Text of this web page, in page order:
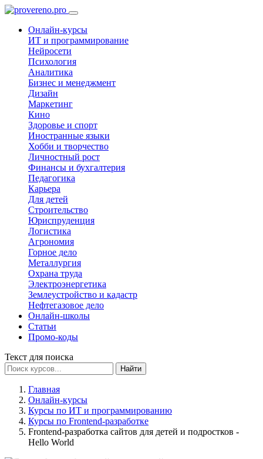
Онлайн-курсы
ИТ и программирование
Нейросети
Психология
Аналитика
Бизнес и менеджмент
Дизайн
Маркетинг
Кино
Здоровье и спорт
Иностранные языки
Хобби и творчество
Личностный рост
Финансы и бухгалтерия
Педагогика
Карьера
Для детей
Строительство
Юриспруденция
Логистика
Агрономия
Горное дело
Металлургия
Охрана труда
Электроэнергетика
Землеустройство и кадастр
Нефтегазовое дело
Онлайн-школы
Статьи
Промо-коды
Текст для поиска
Найти
Главная
Онлайн-курсы
Курсы по ИТ и программированию
Курсы по Frontend-разработке
Frontend-разработка сайтов для детей и подростков -
Hello World